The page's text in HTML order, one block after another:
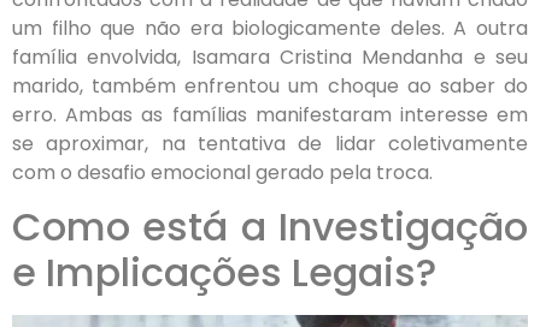
um filho que não era biologicamente deles. A outra
família envolvida, Isamara Cristina Mendanha e seu
marido, também enfrentou um choque ao saber do
erro. Ambas as famílias manifestaram interesse em
se aproximar, na tentativa de lidar coletivamente
com o desafio emocional gerado pela troca.
Como está a Investigação
e Implicações Legais?